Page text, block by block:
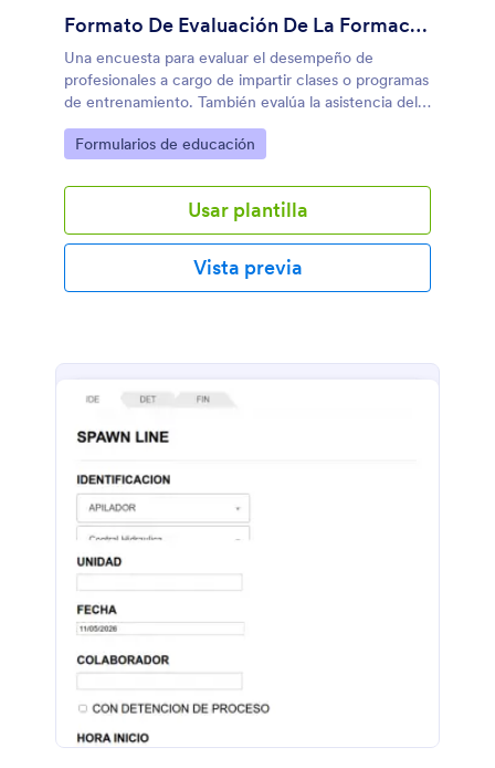
Formato De Evaluación De La Formación Profesional
Una encuesta para evaluar el desempeño de
profesionales a cargo de impartir clases o programas
de entrenamiento. También evalúa la asistencia del
alumno y el desempeño del grupo asistente.
Go to Category:
Formularios de educación
Usar plantilla
Vista previa